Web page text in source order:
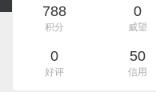
788
积分
0
威望
0
好评
50
信用